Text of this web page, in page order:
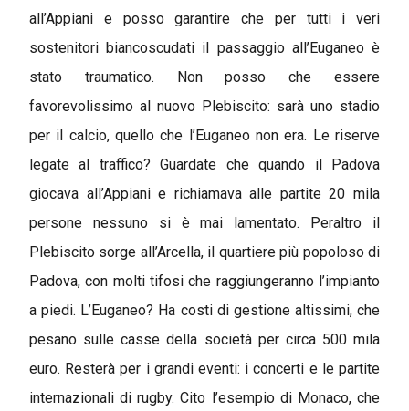
all’Appiani e posso garantire che per tutti i veri
sostenitori biancoscudati il passaggio all’Euganeo è
stato traumatico. Non posso che essere
favorevolissimo al nuovo Plebiscito: sarà uno stadio
per il calcio, quello che l’Euganeo non era. Le riserve
legate al traffico? Guardate che quando il Padova
giocava all’Appiani e richiamava alle partite 20 mila
persone nessuno si è mai lamentato. Peraltro il
Plebiscito sorge all’Arcella, il quartiere più popoloso di
Padova, con molti tifosi che raggiungeranno l’impianto
a piedi. L’Euganeo? Ha costi di gestione altissimi, che
pesano sulle casse della società per circa 500 mila
euro. Resterà per i grandi eventi: i concerti e le partite
internazionali di rugby. Cito l’esempio di Monaco, che